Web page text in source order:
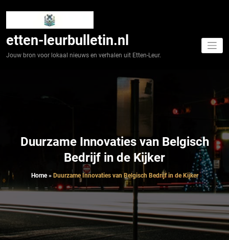
etten-leurbulletin.nl
Jouw bron voor lokaal nieuws en verhalen uit Etten-Leur.
Duurzame Innovaties van Belgisch
Bedrijf in de Kijker
Home» Duurzame Innovaties van Belgisch Bedrijf in de Kijker